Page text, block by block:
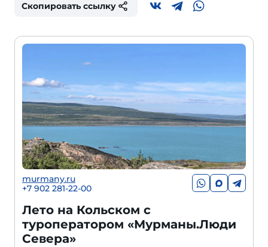
Скопировать ссылку
murmany.ru
+7 902 281-22-00
Лето на Кольском с
туроператором «Мурманы.Люди
Севера»